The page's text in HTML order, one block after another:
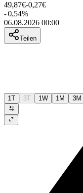
49,87€-0,27€
-0,54%
06.08.2026 00:00
Teilen
1T 3T 1W 1M 3M